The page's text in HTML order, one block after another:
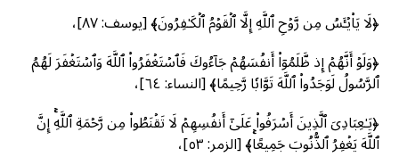
﴿لَا یَا۟یۡـَٔسُ مِن رَّوۡحِ ٱللَّهِ إِلَّا ٱلۡقَوۡمُ ٱلۡكَـٰفِرُونَ﴾ [يوسف: ٨٧]،
﴿وَلَوۡ أَنَّهُمۡ إِذ ظَّلَمُوٓاْ أَنفُسَهُمۡ جَآءُوكَ فَٱسۡتَغۡفَرُواْ ٱللَّهَ وَٱسۡتَغۡفَرَ لَهُمُ
ٱلرَّسُولُ لَوَجَدُواْ ٱللَّهَ تَوَّابٗا رَّحِيمًا﴾ [النساء: ٦٤]،
﴿یَـٰعِبَادِیَ ٱلَّذِینَ أَسۡرَفُوا۟ عَلَىٰۤ أَنفُسِهِمۡ لَا تَقۡنَطُوا۟ مِن رَّحۡمَةِ ٱللَّهِۚ إِنَّ
ٱللَّهَ یَغۡفِرُ ٱلذُّنُوبَ جَمِیعًاۚ﴾ [الزمر: ٥٣]،